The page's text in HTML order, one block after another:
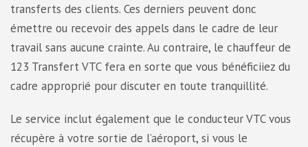
transferts des clients. Ces derniers peuvent donc
émettre ou recevoir des appels dans le cadre de leur
travail sans aucune crainte. Au contraire, le chauffeur de
123 Transfert VTC fera en sorte que vous bénéficiiez du
cadre approprié pour discuter en toute tranquillité.
Le service inclut également que le conducteur VTC vous
récupère à votre sortie de l’aéroport, si vous le